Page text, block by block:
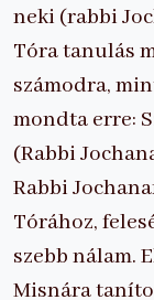
neki (rabbi
Tóra tanulás
számodra,
mondta erre:
(Rabbi
Rabbi
Tórához,
szebb nálam.
Misnára